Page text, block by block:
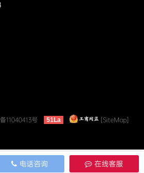
11040413号 51La
[SiteMap]
电话咨询 在线客服